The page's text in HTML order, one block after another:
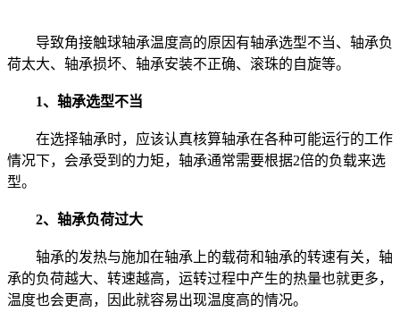
导致角接触球轴承温度高的原因有轴承选型不当、轴承负
荷太大、轴承损坏、轴承安装不正确、滚珠的自旋等。
1、轴承选型不当
在选择轴承时，应该认真核算轴承在各种可能运行的工作
情况下，会承受到的力矩，轴承通常需要根据2倍的负载来选
型。
2、轴承负荷过大
轴承的发热与施加在轴承上的载荷和轴承的转速有关，轴
承的负荷越大、转速越高，运转过程中产生的热量也就更多，
温度也会更高，因此就容易出现温度高的情况。